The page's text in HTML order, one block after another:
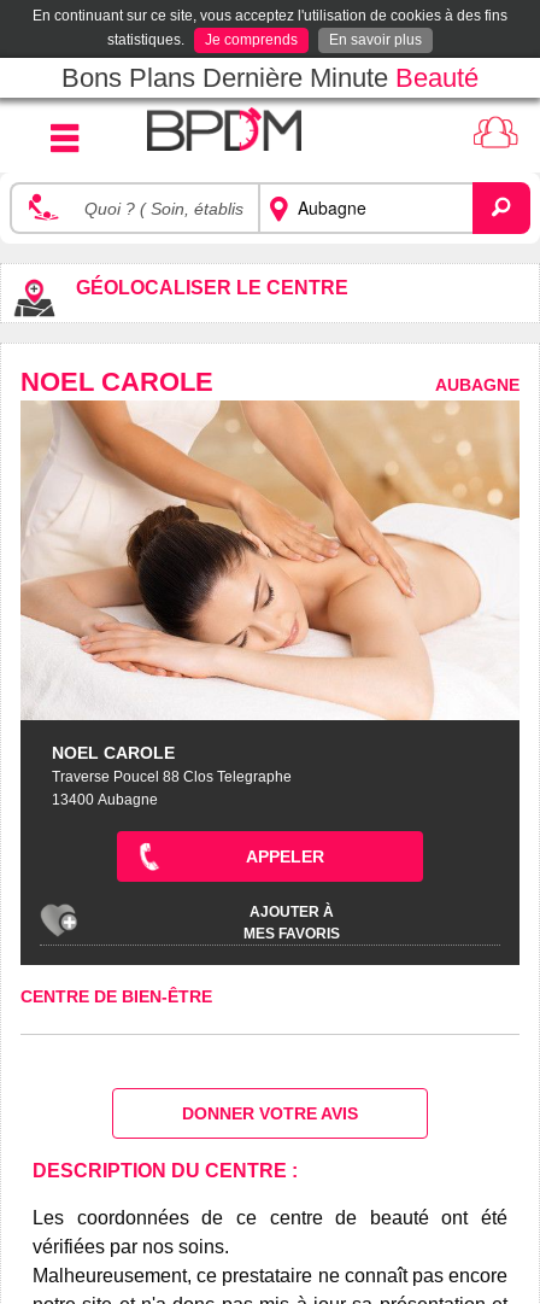
En continuant sur ce site, vous acceptez l'utilisation de cookies à des fins
statistiques.
Je comprends En savoir plus
Bons Plans Dernière Minute Beauté
GÉOLOCALISER LE CENTRE
NOEL CAROLE AUBAGNE
NOEL CAROLE
Traverse Poucel 88 Clos Telegraphe
13400 Aubagne
APPELER
AJOUTER À
MES FAVORIS
CENTRE DE BIEN-ÊTRE
DONNER VOTRE AVIS
DESCRIPTION DU CENTRE :
Les coordonnées de ce centre de beauté ont été
vérifiées par nos soins.
Malheureusement, ce prestataire ne connaît pas encore